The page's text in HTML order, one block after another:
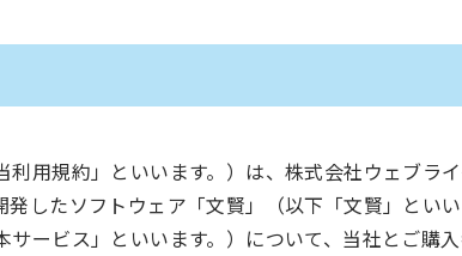
利用規約」といいます。）は、株式会社ウェブラ
発したソフトウェア「文賢」（以下「文賢」とい
サービス」といいます。）について、当社とご購